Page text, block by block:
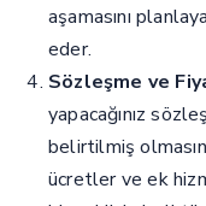
aşamasını
eder.
Sözleşme ve
yapacağınız
belirtilmiş
ücretler ve ek